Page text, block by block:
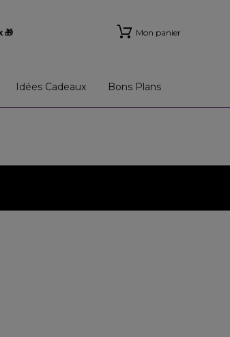
🎁 Mon panier
Idées Cadeaux Bons Plans